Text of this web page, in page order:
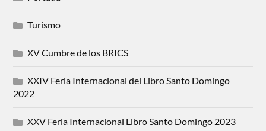
Turismo
XV Cumbre de los BRICS
XXIV Feria Internacional del Libro Santo Domingo
2022
XXV Feria Internacional Libro Santo Domingo 2023